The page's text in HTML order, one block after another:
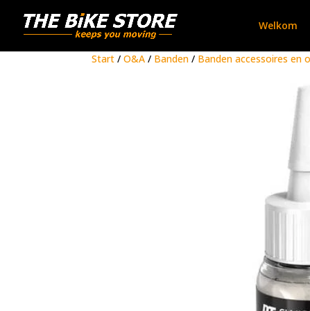
Welkom
Start/ O&A/ Banden/ Banden accessoires en